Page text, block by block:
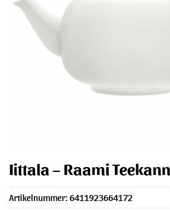
Iittala – Raami
Artikelnummer: 6411923664172